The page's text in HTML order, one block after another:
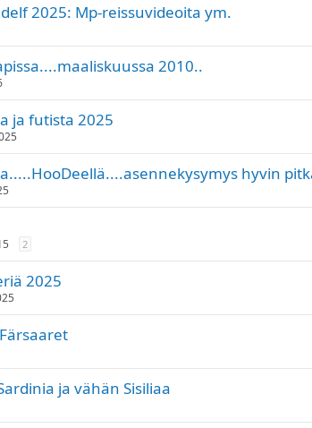
2025: Mp-reissuvideoita ym.
2010..
ja futista 2025
hyvin
2
2025
ja vähän Sisiliaa